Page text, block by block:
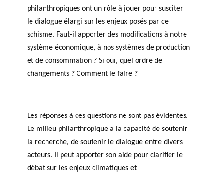
philanthropiques ont un rôle à jouer pour susciter
le dialogue élargi sur les enjeux posés par ce
schisme. Faut-il apporter des modifications à notre
système économique, à nos systèmes de production
et de consommation ? Si oui, quel ordre de
changements ? Comment le faire ?
Les réponses à ces questions ne sont pas évidentes.
Le milieu philanthropique a la capacité de soutenir
la recherche, de soutenir le dialogue entre divers
acteurs. Il peut apporter son aide pour clarifier le
débat sur les enjeux climatiques et